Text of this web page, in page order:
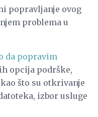
popravljanje ovog
problema u
da popravim
opcija podrške,
što su otkrivanje
izbor usluge